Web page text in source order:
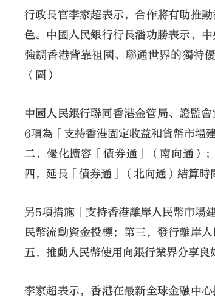
行政長官李家超表示，合作將有助推
色。中國人民銀行行長潘功勝表示，
強調香港背靠祖國、聯通世界的獨特
（圖）
中國人民銀行聯同香港金管局、證監
6項為「支持香港固定收益和貨幣市場
二，優化擴容「債券通」（南向通）
四，延長「債券通」（北向通）結算
另5項措施「支持香港離岸人民幣市場
民幣流動資金投標；第三，發行離岸
五，推動人民幣使用向銀行業界分享良
李家超表示，香港在最新全球金融中